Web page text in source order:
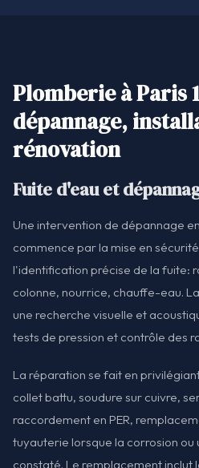
Plomberie à Paris
dépannage,
rénovation
Fuite d'eau et
Une intervention de dépannage
commence par la mise en
l'identification précise de la fuite:
colonne, nourrice, chauffe-eau.
une recherche visuelle et
tests de pression et contrôle des
La réparation se fait en
collet battu, soudure sur cuivre,
raccordement en PER,
tuyauterie lorsque la corrosion ou
constaté. Le remplacement inclut